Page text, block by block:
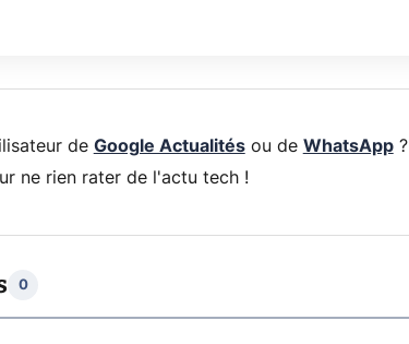
de Google Actualitésou de WhatsApp?
ne rien rater de l'actu tech !
0